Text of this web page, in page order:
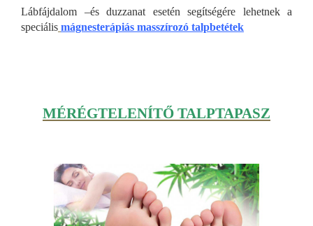
Lábfájdalom –és duzzanat esetén segítségére lehetnek a
speciális mágnesterápiás masszírozó talpbetétek
MÉRÉGTELENÍTŐ TALPTAPASZ